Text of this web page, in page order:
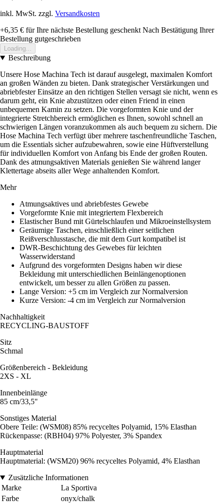
inkl. MwSt. zzgl. Versandkosten
+6,35 € für Ihre nächste Bestellung geschenkt Nach Bestätigung Ihrer
Bestellung gutgeschrieben
Loading...
Beschreibung
Unsere Hose Machina Tech ist darauf ausgelegt, maximalen Komfort
an großen Wänden zu bieten. Dank strategischer Verstärkungen und
abriebfester Einsätze an den richtigen Stellen versagt sie nicht, wenn es
darum geht, ein Knie abzustützen oder einen Friend in einen
unbequemen Kamin zu setzen. Die vorgeformten Knie und der
integrierte Stretchbereich ermöglichen es Ihnen, sowohl schnell an
schwierigen Längen voranzukommen als auch bequem zu sichern. Die
Hose Machina Tech verfügt über mehrere taschenfreundliche Taschen,
um die Essentials sicher aufzubewahren, sowie eine Hüftverstellung
für individuellen Komfort von Anfang bis Ende der großen Routen.
Dank des atmungsaktiven Materials genießen Sie während langer
Klettertage abseits aller Wege anhaltenden Komfort.
Mehr
Atmungsaktives und abriebfestes Gewebe
Vorgeformte Knie mit integriertem Flexbereich
Elastischer Bund mit Gürtelschlaufen und Mikroeinstellsystem
Geräumige Taschen, einschließlich einer seitlichen
Reißverschlusstasche, die mit dem Gurt kompatibel ist
DWR-Beschichtung des Gewebes für leichten
Wasserwiderstand
Aufgrund des vorgeformten Designs haben wir diese
Bekleidung mit unterschiedlichen Beinlängenoptionen
entwickelt, um besser zu allen Größen zu passen.
Lange Version: +5 cm im Vergleich zur Normalversion
Kurze Version: -4 cm im Vergleich zur Normalversion
Nachhaltigkeit
RECYCLING-BAUSTOFF
Sitz
Schmal
Größenbereich - Bekleidung
2XS - XL
Innenbeinlänge
85 cm/33,5"
Sonstiges Material
Obere Teile: (WSM08) 85% recyceltes Polyamid, 15% Elasthan
Rückenpasse: (RBH04) 97% Polyester, 3% Spandex
Hauptmaterial
Hauptmaterial: (WSM20) 96% recyceltes Polyamid, 4% Elasthan
Zusätzliche Informationen
Marke
La Sportiva
Farbe
onyx/chalk